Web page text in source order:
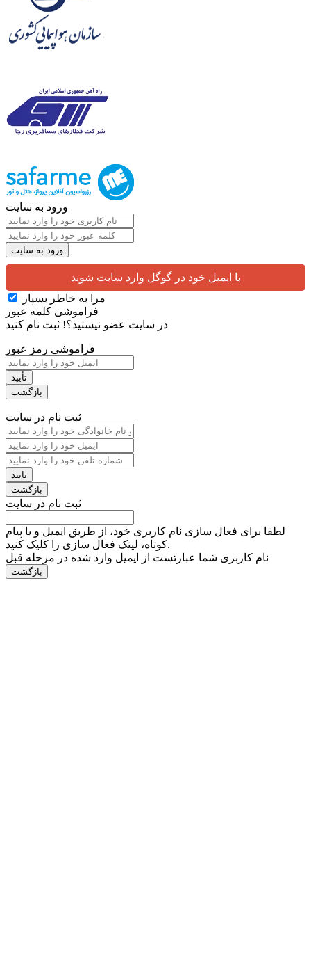
ورود به سایت
با ایمیل خود در گوگل وارد سایت شوید
مرا به خاطر بسپار
فراموشی کلمه عبور
در سایت عضو نیستید؟! ثبت نام کنید
فراموشی رمز عبور
ثبت نام در سایت
ثبت نام در سایت
لطفا برای فعال سازی نام کاربری خود، از طریق ایمیل و یا پیام
کوتاه، لینک فعال سازی را کلیک کنید.
نام کاربری شما عبارتست از ایمیل وارد شده در مرحله قبل